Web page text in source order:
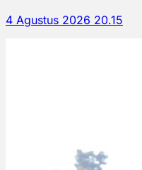
4 Agustus 2026 20.15